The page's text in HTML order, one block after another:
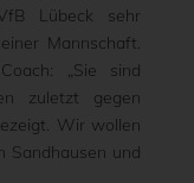
Lübeck sehr
Mannschaft.
„Sie sind
zuletzt gegen
Wir wollen
Sandhausen und